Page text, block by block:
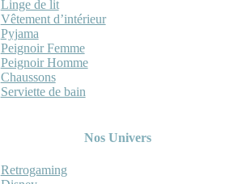
Linge de lit
Vêtement d’intérieur
Pyjama
Peignoir Femme
Peignoir Homme
Chaussons
Serviette de bain
Nos Univers
Retrogaming